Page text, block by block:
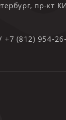
пр-кт
+7 (812) 954-